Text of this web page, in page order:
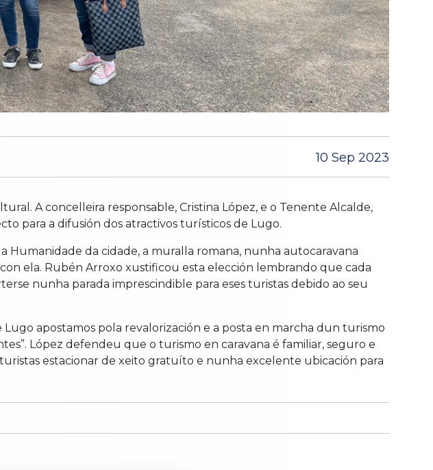
10 Sep 2023
A concelleira responsable, Cristina López, e o Tenente Alcalde,
para a difusión dos atractivos turísticos de Lugo.
Humanidade da cidade, a muralla romana, nunha autocaravana
ela. Rubén Arroxo xustificou esta elección lembrando que cada
nunha parada imprescindible para eses turistas debido ao seu
apostamos pola revalorización e a posta en marcha dun turismo
López defendeu que o turismo en caravana é familiar, seguro e
estacionar de xeito gratuíto e nunha excelente ubicación para